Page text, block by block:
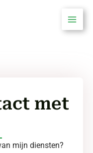
Main
met
mijn diensten?